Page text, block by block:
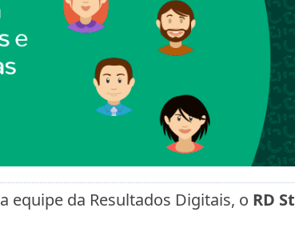
equipe da Resultados Digitais, o RD